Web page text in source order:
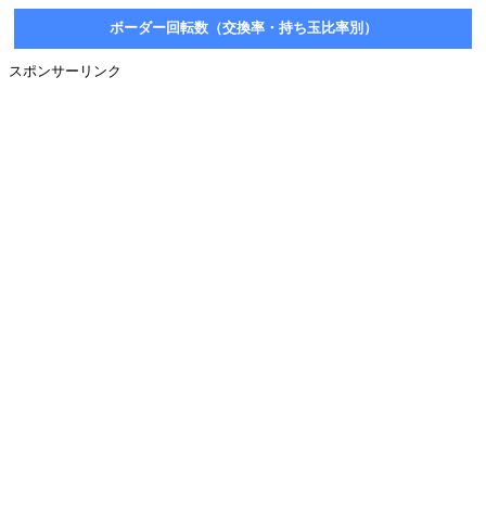
ボーダー回転数（交換率・持ち玉比率別）
スポンサーリンク